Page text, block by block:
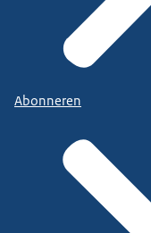
Abonneren